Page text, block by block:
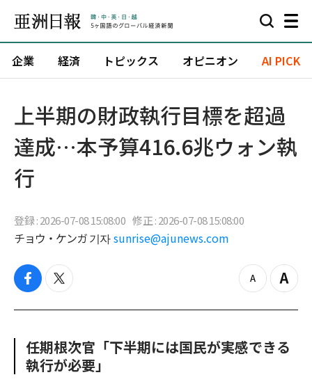
企業 経済 トピックス オピニオン AI PICK
上半期の財政執行目標を超過
達成…本予算416.6兆ウォン執
行
登録 : 2026-07-08 15:08:00 修正 : 2026-07-08 15:08:00
チョウ・ケンガ 기자 sunrise@ajunews.com
f
c
o
o
k
t
i
e
r
z
o
u
Z
o
n
任期根次官「下半期には国民が実感できる
執行が必要」